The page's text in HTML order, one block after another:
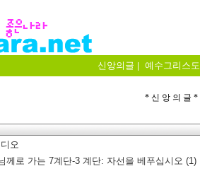
신앙의글 예수그리스도
* 신 앙 의 글 *
오
께로 가는 7계단-3 계단: 자선을 베푸십시오 (1)